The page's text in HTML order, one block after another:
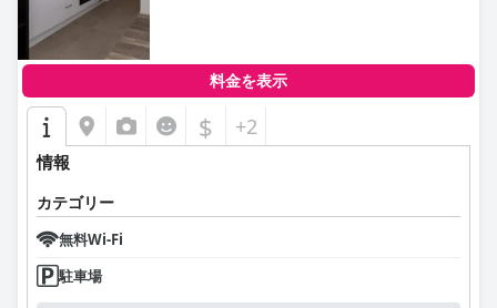
料金を表示
$ +2
情報
カテゴリー
無料Wi-Fi
駐車場